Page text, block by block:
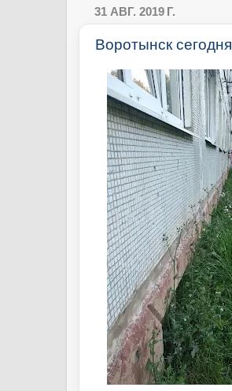
31 АВГ. 2019 Г.
Воротынск сегодня